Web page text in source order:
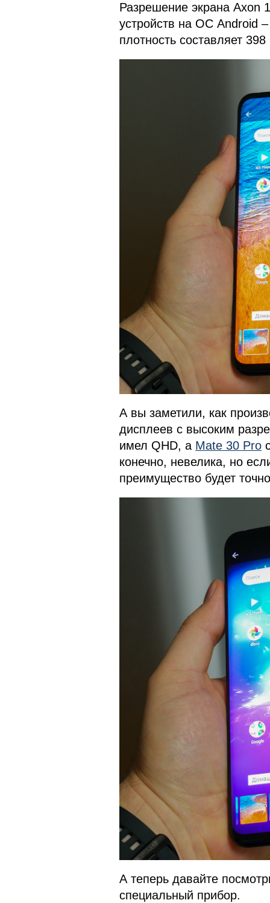
Разрешение экрана Axon
устройств на ОС Android
плотность составляет
А вы заметили, как
дисплеев с высоким
имел QHD, а Mate 30 Pro
конечно, невелика, но
преимущество будет
А теперь давайте
специальный прибор.